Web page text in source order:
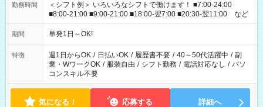
勤務時間
＜シフト例＞ いろいろなシフトで働けます！ ■7:00-24:00
■8:00-21:00 ■9:00-21:00 ■18:00-翌7:00 ■20:30-翌11:00 など
期間 単発1日～OK!
特徴 週1日からOK / 日払いOK / 履歴書不要 / 40～50代活躍中 / 副
業・WワークOK / 服装自由 / シフト勤務 / 電話対応なし / パソ
コンスキル不要
気になる！ 応募する 詳細へ